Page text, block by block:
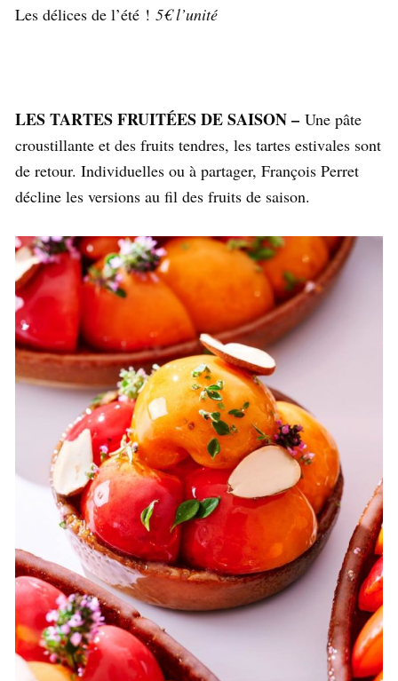
Les délices de l’été ! 5€ l’unité
LES TARTES FRUITÉES DE SAISON – Une pâte
croustillante et des fruits tendres, les tartes estivales sont
de retour. Individuelles ou à partager, François Perret
décline les versions au fil des fruits de saison.